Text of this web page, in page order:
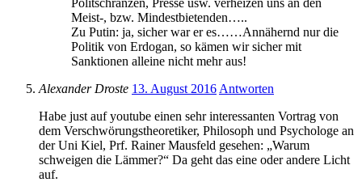
Meist-, bzw. Mindestbietenden…..
Zu Putin: ja, sicher war er es……Annähernd nur die
Politik von Erdogan, so kämen wir sicher mit
Sanktionen alleine nicht mehr aus!
Alexander Droste 13. August 2016 Antworten
Habe just auf youtube einen sehr interessanten Vortrag von
dem Verschwörungstheoretiker, Philosoph und Psychologe an
der Uni Kiel, Prf. Rainer Mausfeld gesehen: „Warum
schweigen die Lämmer?“ Da geht das eine oder andere Licht
auf.